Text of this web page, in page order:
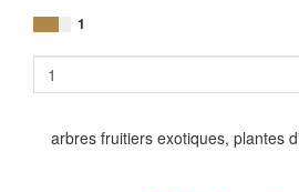
1
arbres fruitiers exotiques, plantes